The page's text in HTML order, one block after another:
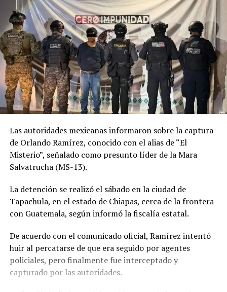
Las autoridades mexicanas informaron sobre la captura
de Orlando Ramírez, conocido con el alias de “El
Misterio”, señalado como presunto líder de la Mara
Salvatrucha (MS-13).
La detención se realizó el sábado en la ciudad de
Tapachula, en el estado de Chiapas, cerca de la frontera
con Guatemala, según informó la fiscalía estatal.
De acuerdo con el comunicado oficial, Ramírez intentó
huir al percatarse de que era seguido por agentes
policiales, pero finalmente fue interceptado y
capturado por las autoridades.